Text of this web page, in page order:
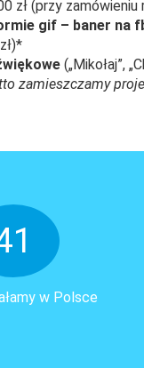
zł (przy
gif – baner na
(„Mikołaj”,
zamieszczamy
w Polsce